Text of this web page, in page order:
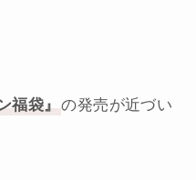
福袋』 の発売が近づい